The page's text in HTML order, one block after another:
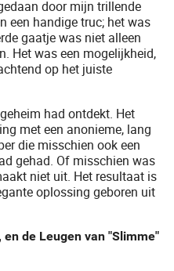
door mijn trillende
een handige truc; het was
gaatje was niet alleen
Het was een mogelijkheid,
op het juiste
had ontdekt. Het
met een anonieme, lang
die misschien ook een
gehad. Of misschien was
niet uit. Het resultaat is
oplossing geboren uit
de Leugen van "Slimme"